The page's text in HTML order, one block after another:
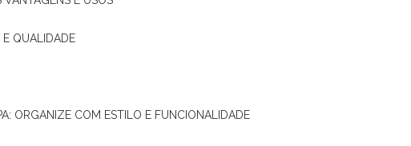
E QUALIDADE
ORGANIZE COM ESTILO E FUNCIONALIDADE